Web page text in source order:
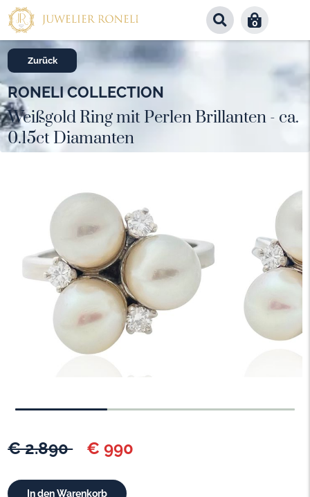
0
Zurück
€ 2.890 € 990
RONELI COLLECTION
Weißgold Ring mit Perlen Brillanten - ca.
0.15ct Diamanten